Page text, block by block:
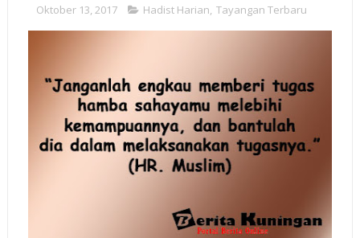
Oktober 13, 2017 Hadist Harian Tayangan Terbaru